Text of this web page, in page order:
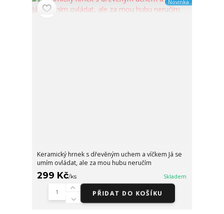
Novinka
Keramický hrnek s dřevěným uchem a víčkem Já se
umím ovládat, ale za mou hubu neručím
299 Kč/ks Skladem
PŘIDAT DO KOŠÍKU